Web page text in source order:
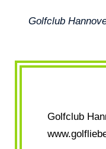
Golfclub
Golfclub